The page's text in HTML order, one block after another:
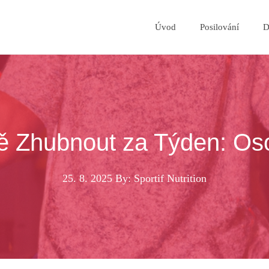
Úvod Posilování
Zhubnout za Týden:
25. 8. 2025 By: Sportif Nutrition